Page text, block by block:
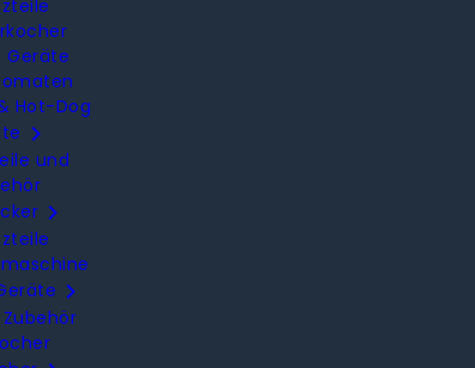
Geräte
Hot-Dog

und

